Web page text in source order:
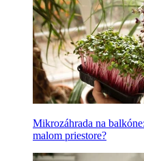
Mikrozáhrada na
malom priestore?